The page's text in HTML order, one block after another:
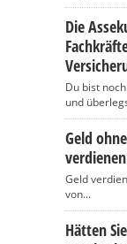
Die
Du bist
und
Geld
verdienen
Geld
von...
Hätten